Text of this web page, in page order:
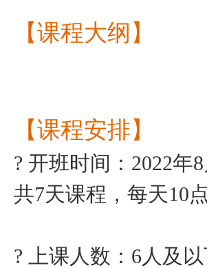
【课程大纲 】
【课程安排】
? 开班时间：2022年
共7天课程，每天10
? 上课人数：6人及